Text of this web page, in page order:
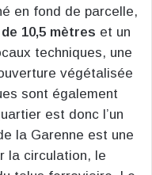
en fond de parcelle,
10,5 mètres et un
techniques, une
végétalisée
sont également
est donc l’un
la Garenne est une
la circulation, le